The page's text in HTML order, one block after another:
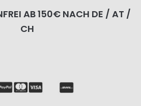
AB 150€ NACH DE / AT /
CH